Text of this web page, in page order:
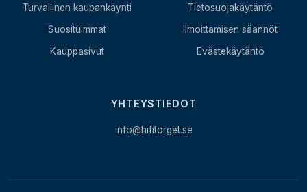
Turvallinen kaupankäynti
Suosituimmat
Kauppasivut
Tietosuojakäytäntö
Ilmoittamisen säännöt
Evästekäytäntö
YHTEYSTIEDOT
info@hifitorget.se